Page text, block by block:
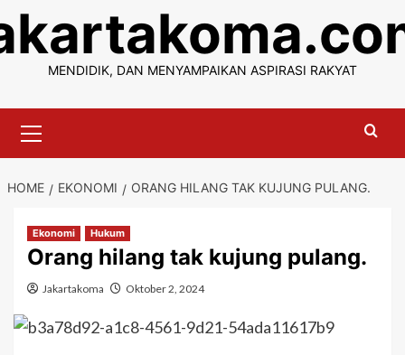
content
MENDIDIK, DAN MENYAMPAIKAN ASPIRASI RAKYAT
Menu
HOME EKONOMI ORANG HILANG TAK KUJUNG PULANG.
Ekonomi Hukum
Orang hilang tak kujung pulang.
Jakartakoma Oktober 2, 2024